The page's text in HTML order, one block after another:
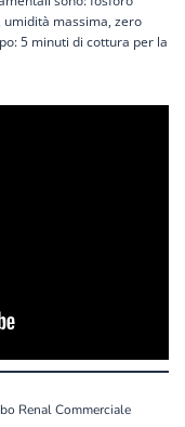
massima, zero
5 minuti di cottura per la
Renal Commerciale